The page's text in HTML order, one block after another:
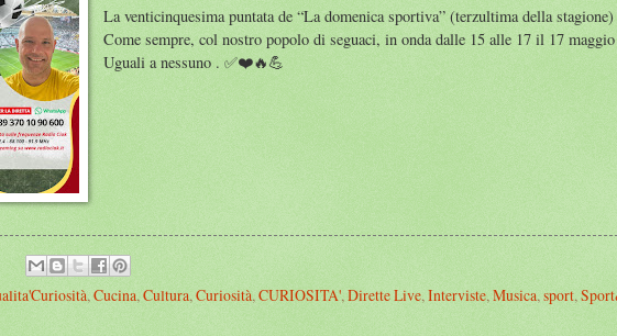
La venticinquesima puntata de “La domenica sportiva” (terzultima della stagione)
Come sempre, col nostro popolo di seguaci, in onda dalle 15 alle 17 il 17
Uguali a nessuno . ✅❤️🔥💪
,Cucina,Cultura,Curiosità,CURIOSITA',Dirette Live,Interviste,Musica,sport,